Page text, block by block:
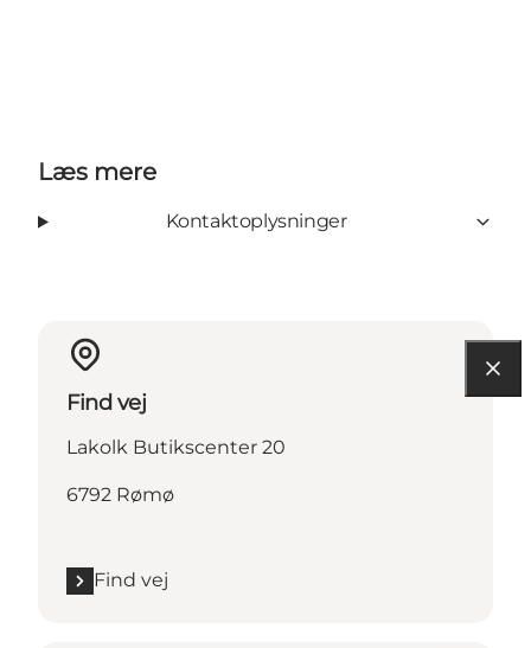
Læs mere
Kontaktoplysninger
Find vej
Lakolk Butikscenter 20
6792 Rømø
Find vej